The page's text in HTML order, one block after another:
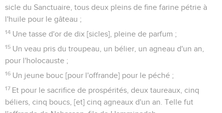
sicle du Sanctuaire, tous deux pleins de fine farine pétrie à
l'huile pour le gâteau ;
14 Une tasse d'or de dix [sicles], pleine de parfum ;
15 Un veau pris du troupeau, un bélier, un agneau d'un an,
pour l'holocauste ;
16 Un jeune bouc [pour l'offrande] pour le péché ;
17 Et pour le sacrifice de prospérités, deux taureaux, cinq
béliers, cinq boucs, [et] cinq agneaux d'un an. Telle fut